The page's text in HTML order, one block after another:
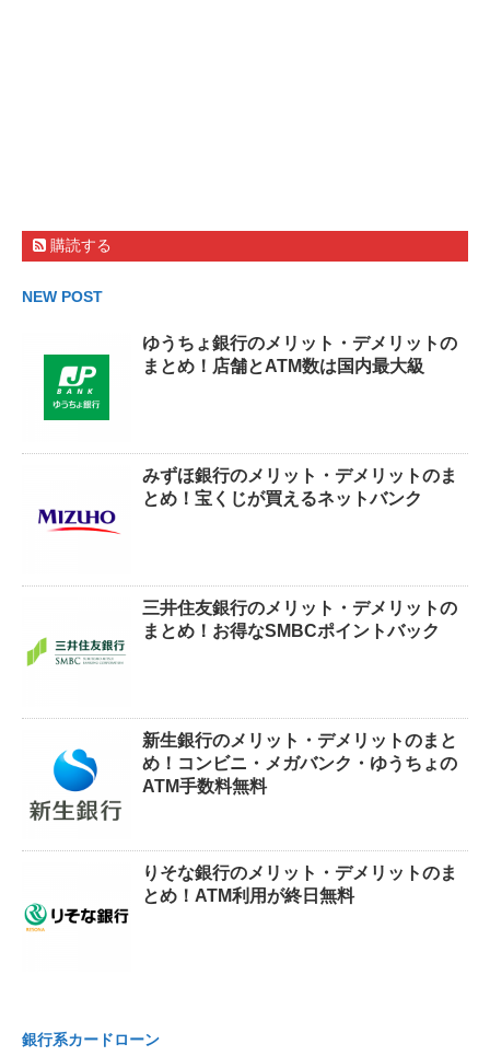
購読する
NEW POST
ゆうちょ銀行のメリット・デメリットの
まとめ！店舗とATM数は国内最大級
みずほ銀行のメリット・デメリットのま
とめ！宝くじが買えるネットバンク
三井住友銀行のメリット・デメリットの
まとめ！お得なSMBCポイントバック
新生銀行のメリット・デメリットのまと
め！コンビニ・メガバンク・ゆうちょの
ATM手数料無料
りそな銀行のメリット・デメリットのま
とめ！ATM利用が終日無料
銀行系カードローン